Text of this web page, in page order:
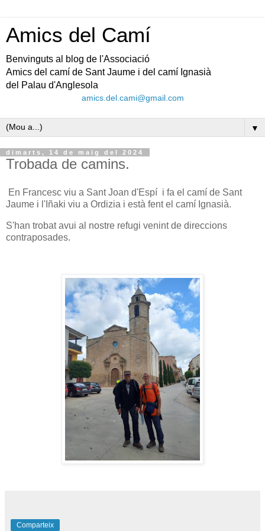
Amics del Camí
Benvinguts al blog de l'Associació
Amics del camí de Sant Jaume i del camí Ignasià
del Palau d'Anglesola
amics.del.cami@gmail.com
▼
dimarts, 14 de maig del 2024
Trobada de camins.
En Francesc viu a Sant Joan d'Espí i fa el camí de Sant
Jaume i l'Iñaki viu a Ordizia i està fent el camí Ignasià.
S'han trobat avui al nostre refugi venint de direccions
contraposades.
Comparteix